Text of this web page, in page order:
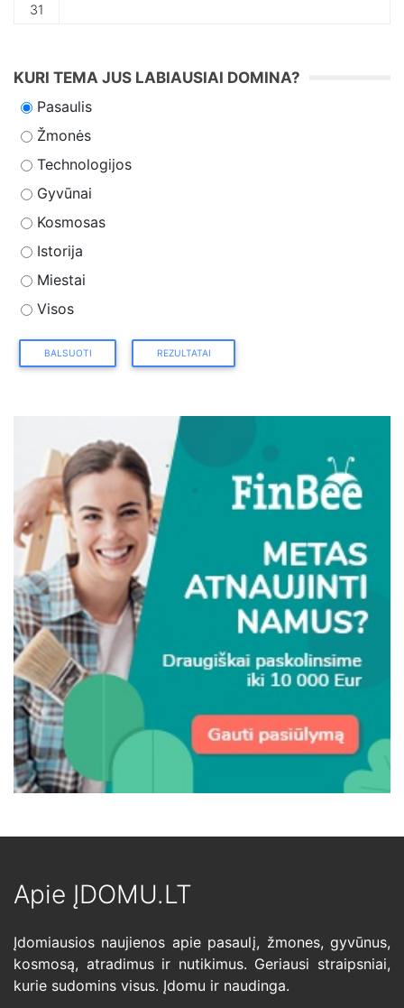
31
KURI TEMA JUS LABIAUSIAI DOMINA?
Pasaulis
Žmonės
Technologijos
Gyvūnai
Kosmosas
Istorija
Miestai
Visos
BALSUOTI REZULTATAI
Apie ĮDOMU.LT
Įdomiausios naujienos apie pasaulį, žmones, gyvūnus,
kosmosą, atradimus ir nutikimus. Geriausi straipsniai,
kurie sudomins visus. Įdomu ir naudinga.